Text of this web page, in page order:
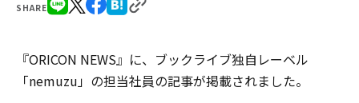
SHARE
『ORICON NEWS』に、ブックライブ独自レーベル
「nemuzu」の担当社員の記事が掲載されました。